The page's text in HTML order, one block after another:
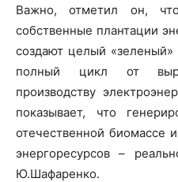
Важно, отметил он,
собственные плантации
создают целый «зеленый»
полный цикл от
производству
показывает, что
отечественной биомассе
энергоресурсов –
Ю.Шафаренко.